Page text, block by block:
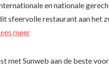
en nationale
sfeervolle restaurant aan het
meer
met Sunweb aan de beste